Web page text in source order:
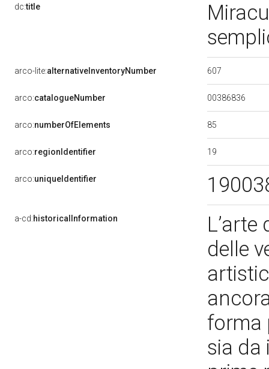
dc:title
arco-lite:alternativeInventoryNumber 607
arco:catalogueNumber 00386836
arco:numberOfElements 85
arco:regionIdentifier 19
arco:uniqueIdentifier
a-cd:historicalInformation
delle
forma
sia da